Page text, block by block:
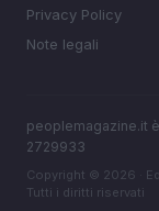
Privacy Policy
Note legali
peoplemagazine.it
2729933
Copyright © 2026 ·
Tutti i diritti riservati